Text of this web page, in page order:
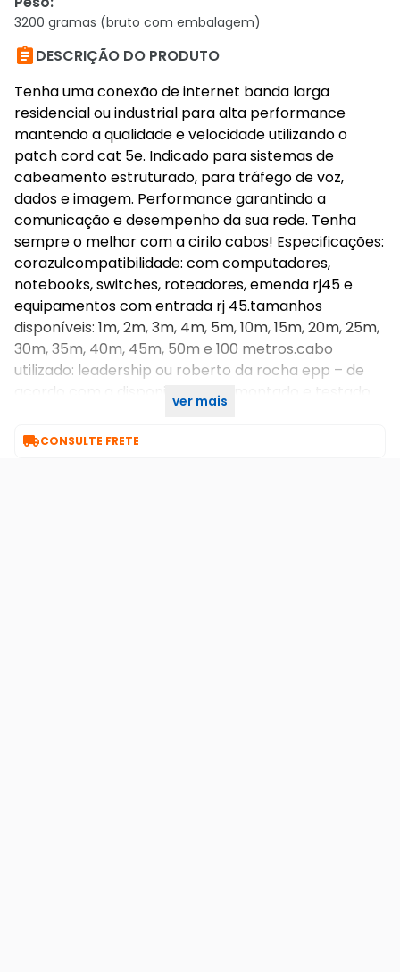
3200 gramas (bruto com embalagem)
DESCRIÇÃO DO PRODUTO
Tenha uma conexão de internet banda larga
residencial ou industrial para alta performance
mantendo a qualidade e velocidade utilizando o
patch cord cat 5e. Indicado para sistemas de
cabeamento estruturado, para tráfego de voz,
dados e imagem. Performance garantindo a
comunicação e desempenho da sua rede. Tenha
sempre o melhor com a cirilo cabos! Especificações:
corazulcompatibilidade: com computadores,
notebooks, switches, roteadores, emenda rj45 e
equipamentos com entrada rj 45.tamanhos
disponíveis: 1m, 2m, 3m, 4m, 5m, 10m, 15m, 20m, 25m,
30m, 35m, 40m, 45m, 50m e 100 metros.cabo
utilizado: leadership ou roberto da rocha epp – de
acordo com a disponibilidade.* montado e testado
ver mais
CONSULTE FRETE